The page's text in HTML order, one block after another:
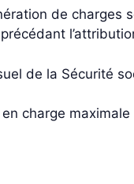
de charges
de la Sécurité
charge